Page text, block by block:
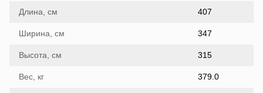
Длина, см 407
Ширина, см 347
Высота, см 315
Вес, кг 379.0